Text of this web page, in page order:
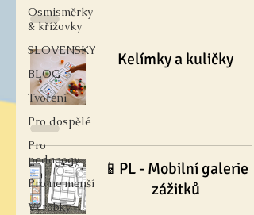
Osmisměrky
& křížovky
SLOVENSKY
BLOG
Tvoření
Pro dospělé
Pro
pedagogy
Pro nejmenší
Výrobky
Kelímky a kuličky
📱PL - Mobilní galerie
zážitků